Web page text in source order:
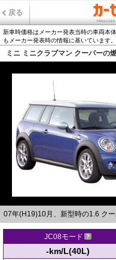
戻る
新車時価格はメーカー発表当時の車両本
もメーカー発表時の情報に基いています。
ミニ ミニクラブマン クーパーの
07年(H19)10月、新型時の1.6 ク
JC08モード
-km/L(40L)